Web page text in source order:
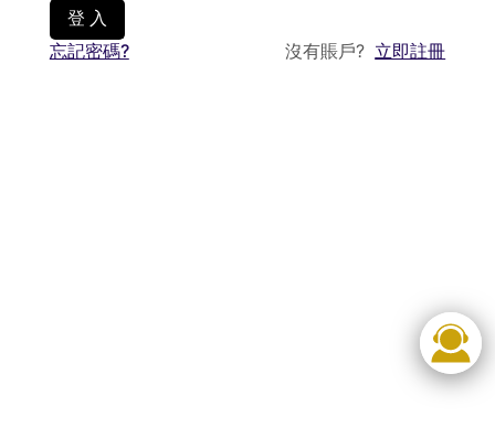
登 入
忘記密碼? 沒有賬戶? 立即註冊